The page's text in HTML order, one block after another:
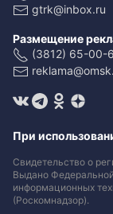
gtrk@inbox.ru
Размещение
(3812) 65-00-
При
Свидетельство о
Выдано
информационных
(Роскомнадзор).